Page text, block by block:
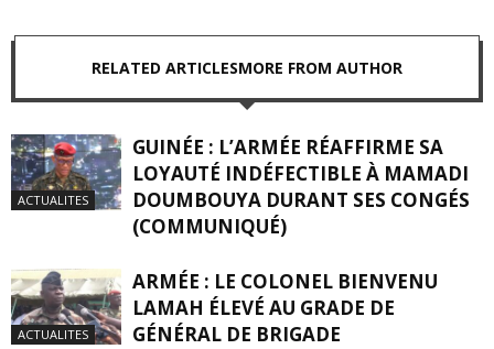
RELATED ARTICLESMORE FROM AUTHOR
ACTUALITES
GUINÉE : L’ARMÉE RÉAFFIRME SA
LOYAUTÉ INDÉFECTIBLE À MAMADI
DOUMBOUYA DURANT SES CONGÉS
(COMMUNIQUÉ)
ACTUALITES
ARMÉE : LE COLONEL BIENVENU
LAMAH ÉLEVÉ AU GRADE DE
GÉNÉRAL DE BRIGADE